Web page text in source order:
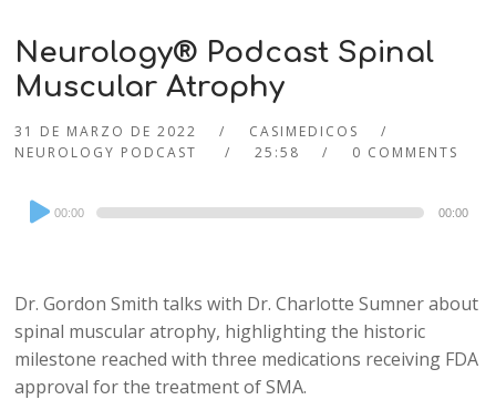
Neurology® Podcast Spinal
Muscular Atrophy
31 DE MARZO DE 2022
CASIMEDICOS
NEUROLOGY PODCAST
25:58 0 COMMENTS
Audio
Player
00:00 00:00
Dr. Gordon Smith talks with Dr. Charlotte Sumner about
spinal muscular atrophy, highlighting the historic
milestone reached with three medications receiving FDA
approval for the treatment of SMA.